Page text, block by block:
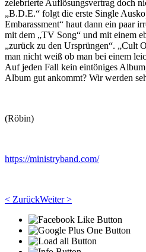
zelebrierte Auflösungsvertrag doch
„B.D.E.“ folgt die erste Single
Embarassment“ haut dann ein paar
mit dem „TV Song“ und mit einem
„zurück zu den Ursprüngen“. „Cult
man nicht weiß ob man bei einem
Auf jeden Fall kein eintöniges
Album gut ankommt? Wir werden
(Röbin)
https://ministryband.com/
< ZurückWeiter >